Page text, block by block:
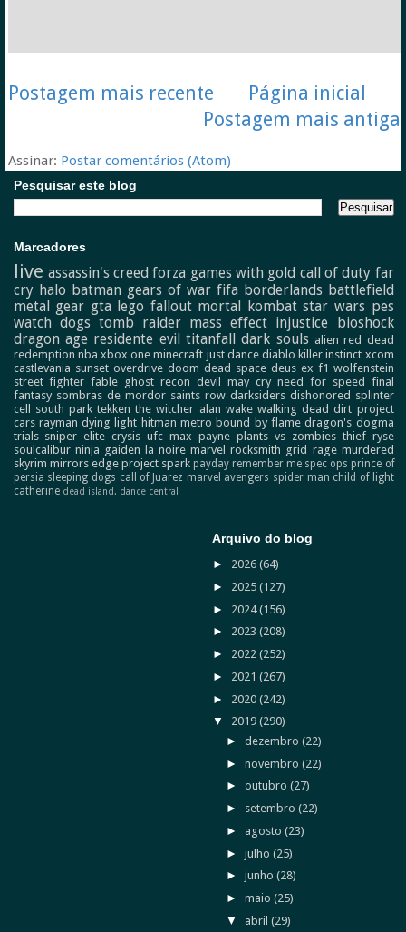
Postagem mais recente
Postagem mais antiga
Página inicial
Assinar: Postar comentários (Atom)
Pesquisar este blog
Marcadores
live assassin's creed forza games with gold call of duty far
cry halo batman gears of war fifa borderlands battlefield
metal gear gta lego fallout mortal kombat star wars pes
watch dogs tomb raider mass effect injustice bioshock
dragon age residente evil titanfall dark souls alien red dead
redemption nba xbox one minecraft just dance diablo killer instinct xcom
castlevania sunset overdrive doom dead space deus ex f1 wolfenstein
street fighter fable ghost recon devil may cry need for speed final
fantasy sombras de mordor saints row darksiders dishonored splinter
cell south park tekken the witcher alan wake walking dead dirt project
cars rayman dying light hitman metro bound by flame dragon's dogma
trials sniper elite crysis ufc max payne plants vs zombies thief ryse
soulcalibur ninja gaiden la noire marvel rocksmith grid rage murdered
skyrim mirrors edge project spark payday remember me spec ops prince of
persia sleeping dogs call of Juarez marvel avengers spider man child of light
catherine dead island. dance central
Arquivo do blog
► 2026 (64)
► 2025 (127)
► 2024(156)
► 2023 (208)
► 2022 (252)
► 2021 (267)
► 2020 (242)
▼ 2019 (290)
►dezembro(22)
►novembro(22)
►outubro(27)
► setembro(22)
► agosto(23)
►julho(25)
►junho(28)
►maio(25)
▼ abril(29)